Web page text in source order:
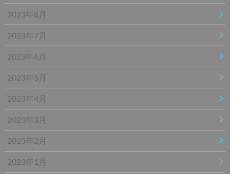
2023年8月
2023年7月
2023年6月
2023年5月
2023年4月
2023年3月
2023年2月
2023年1月